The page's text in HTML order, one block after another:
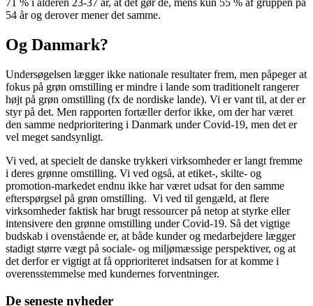
71 % i alderen 23-37 år, at det gør de, mens kun 55 % af gruppen på
54 år og derover mener det samme.
Og Danmark?
Undersøgelsen lægger ikke nationale resultater frem, men påpeger at
fokus på grøn omstilling er mindre i lande som traditionelt rangerer
højt på grøn omstilling (fx de nordiske lande). Vi er vant til, at der er
styr på det. Men rapporten fortæller derfor ikke, om der har været
den samme nedprioritering i Danmark under Covid-19, men det er
vel meget sandsynligt.
Vi ved, at specielt de danske trykkeri virksomheder er langt fremme
i deres grønne omstilling. Vi ved også, at etiket-, skilte- og
promotion-markedet endnu ikke har været udsat for den samme
efterspørgsel på grøn omstilling. Vi ved til gengæld, at flere
virksomheder faktisk har brugt ressourcer på netop at styrke eller
intensivere den grønne omstilling under Covid-19. Så det vigtige
budskab i ovenstående er, at både kunder og medarbejdere lægger
stadigt større vægt på sociale- og miljømæssige perspektiver, og at
det derfor er vigtigt at få opprioriteret indsatsen for at komme i
overensstemmelse med kundernes forventninger.
De seneste nyheder